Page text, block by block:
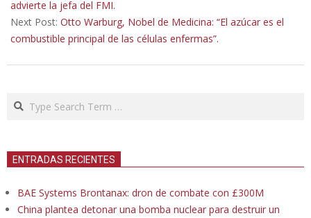
24
advierte la jefa del FMI.
Next Post: Otto Warburg, Nobel de Medicina: “El azúcar es el
combustible principal de las células enfermas”.
Search
ENTRADAS RECIENTES
BAE Systems Brontanax: dron de combate con £300M
China plantea detonar una bomba nuclear para destruir un